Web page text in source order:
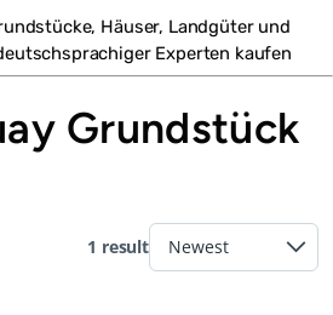
Häuser, Landgüter und
Experten kaufen
Grundstück
1 result